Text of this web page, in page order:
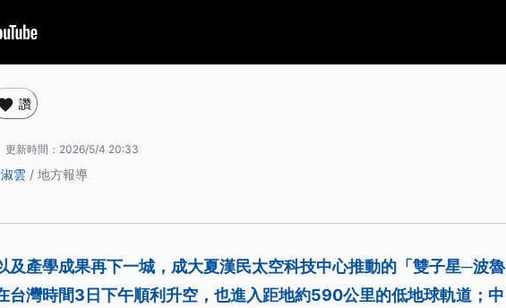
讚
更新時間： 2026/5/4 20:33
雲 / 地方報導
及產學成果再下一城，成大夏漢民太空科技中心推動的「雙子星─波魯
台灣時間3日下午順利升空，也進入距地約590公里的低地球軌道；中